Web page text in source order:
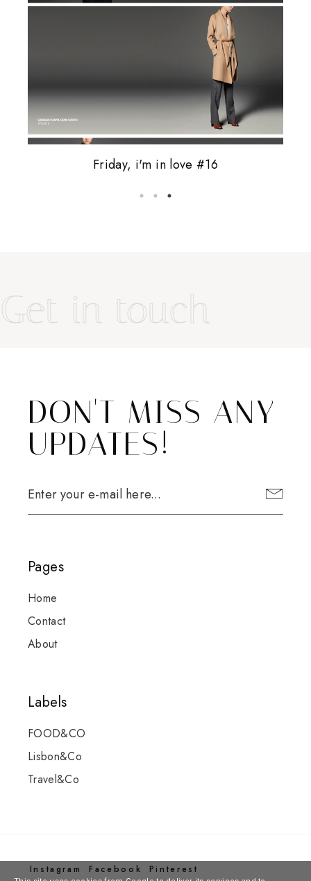
vale tudo.
5 coisas que odeio
Friday, i'm in love #16
Get in touch
DON'T MISS ANY
UPDATES!
Pages
Home
Contact
About
Labels
FOOD&CO
Lisbon&Co
Travel&Co
Instagram Facebook Pinterest